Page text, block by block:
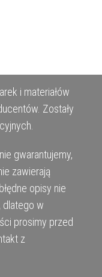
i materiałów
Zostały
gwarantujemy,
zawierają
opisy nie
dlatego w
prosimy przed
z